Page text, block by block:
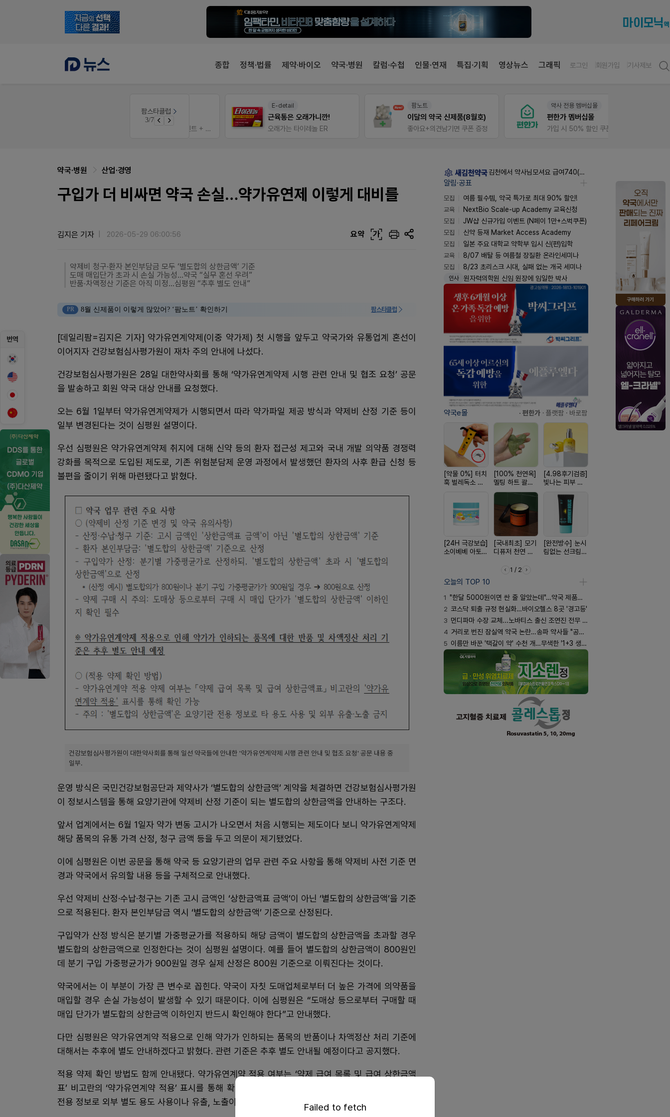
종합 정책·법률 제약·바이오 약국·병원 칼럼·수첩 인물·연재 특집·기획 영상뉴스 그래픽 로그인 회원가입 기사제보
팜스타클럽
3/7
E-detail
근육통은 오래가니깐!
오래가는 타이레놀 ER
팜노트
이달의 약국 신제품(8월호)
좋아요+의견남기면 쿠폰 증정
약사 전용 멤버십몰
편한가 멤버십몰
가입 시 50% 할인 쿠폰+적립금까지!
번역
약국·병원 산업·경영
구입가 더 비싸면 약국 손실…약가유연제 이렇게 대비를
김지은 기자 2026-05-29 06:00:56 요약 가
약제비 청구·환자 본인부담금 모두 ‘별도합의 상한금액’ 기준
도매 매입단가 초과 시 손실 가능성…약국 “실무 혼선 우려”
반품·차액정산 기준은 아직 미정…심평원 “추후 별도 안내”
PR 8월 신제품이 이렇게 많았어? ‘팜노트’ 확인하기 팜스타클럽
[데일리팜=김지은 기자] 약가유연계약제(이중 약가제) 첫 시행을 앞두고 약국가와 유통업계 혼선이
이어지자 건강보험심사평가원이 재차 주의 안내에 나섰다.
건강보험심사평가원은 28일 대한약사회를 통해 ‘약가유연계약제 시행 관련 안내 및 협조 요청’ 공문
을 발송하고 회원 약국 대상 안내를 요청했다.
오는 6월 1일부터 약가유연계약제가 시행되면서 따라 약가파일 제공 방식과 약제비 산정 기준 등이
일부 변경된다는 것이 심평원 설명이다.
우선 심평원은 약가유연계약제 취지에 대해 신약 등의 환자 접근성 제고와 국내 개발 의약품 경쟁력
강화를 목적으로 도입된 제도로, 기존 위험분담제 운영 과정에서 발생했던 환자의 사후 환급 신청 등
불편을 줄이기 위해 마련됐다고 밝혔다.
건강보험심사평가원이 대한약사회를 통해 일선 약국들에 안내한 '약가유연계약제 시행 관련 안내 및 협조 요청' 공문 내용 중
일부.
운영 방식은 국민건강보험공단과 제약사가 ‘별도합의 상한금액’ 계약을 체결하면 건강보험심사평가원
이 정보시스템을 통해 요양기관에 약제비 산정 기준이 되는 별도합의 상한금액을 안내하는 구조다.
앞서 업계에서는 6월 1일자 약가 변동 고시가 나오면서 처음 시행되는 제도이다 보니 약가유연계약제
해당 품목의 유통 가격 산정, 청구 금액 등을 두고 의문이 제기됐었다.
이에 심평원은 이번 공문을 통해 약국 등 요양기관의 업무 관련 주요 사항을 통해 약제비 사전 기준 면
경과 약국에서 유의할 내용 등을 구체적으로 안내했다.
우선 약제비 산정·수납·청구는 기존 고시 금액인 ‘상한금액표 금액’이 아닌 ‘별도합의 상한금액’을 기준
으로 적용된다. 환자 본인부담금 역시 ‘별도합의 상한금액’ 기준으로 산정된다.
구입약가 산정 방식은 분기별 가중평균가를 적용하되 해당 금액이 별도합의 상한금액을 초과할 경우
별도합의 상한금액으로 인정한다는 것이 심평원 설명이다. 예를 들어 별도합의 상한금액이 800원인
데 분기 구입 가중평균가가 900원일 경우 실제 산정은 800원 기준으로 이뤄진다는 것이다.
약국에서는 이 부분이 가장 큰 변수로 꼽힌다. 약국이 자칫 도매업체로부터 더 높은 가격에 의약품을
매입할 경우 손실 가능성이 발생할 수 있기 때문이다. 이에 심평원은 “도매상 등으로부터 구매할 때
매입 단가가 별도합의 상한금액 이하인지 반드시 확인해야 한다”고 안내했다.
다만 심평원은 약가유연계약 적용으로 인해 약가가 인하되는 품목의 반품이나 차액정산 처리 기준에
대해서는 추후에 별도 안내하겠다고 밝혔다. 관련 기준은 추후 별도 안내될 예정이다고 공지했다.
적용 약제 확인 방법도 함께 안내됐다. 약가유연계약 적용 여부는 ‘약제 급여 목록 및 급여 상한금액
표’ 비고란의 ‘약가유연계약 적용’ 표시를 통해 확인할 수 있지만 단, 별도합의 상한금액은 요양기관
전용 정보로 외부 별도 용도 사용이나 유출, 노출이 금지된다.
김천에서 약사님모셔요 급여740(퇴직금선지급시실수령800),KTXSRT김천구미역있음
알림·공표
모집
여름 필수템, 약국 특가로 최대 90% 할인!
교육
NextBio Scale-up Academy 교육신청
모집
JW샵 신규가입 이벤트 (N페이 1만+스벅쿠폰)
모집
신약 등재 Market Access Academy
모집
일본 주요 대학교 약학부 입시 신(편)입학
교육
8/07 배탈 등 여름철 장질환 온라인세미나
모집
8/23 초리스크 시대, 실패 없는 개국 세미나
인사 원자력의학원 신임 원장에 임일한 박사
약국e몰 · 편한가 · 플랫팜 · 바로팜
[약물 0%] 터치
훅 벌레독소 흡
[100% 천연옥]
멜팅 하트 괄사
마사지기
[4.98후기검증]
빛나는 피부 오
[24H 극강보습]
소이베베 아토
[국내최초] 모기
디퓨저 천연 계
퓨저
[완전방수] 눈시
림없는 선크림
1 / 2
오늘의 TOP 10
1 "한달 5000원이면 싼 줄 알았는데"…약국 제품과 비교해보니
2 코스닥 퇴출 규정 현실화…바이오헬스 8곳 '경고등'
3 먼디파마 수장 교체...노바티스 출신 조연진 전무 내정
4 거리로 번진 잠실역 약국 논란…송파 약사들 "공공성 훼손"
5 이름만 바꾼 '택갈이 약' 수천 개…무색한 '1+3 생동'
Failed to fetch